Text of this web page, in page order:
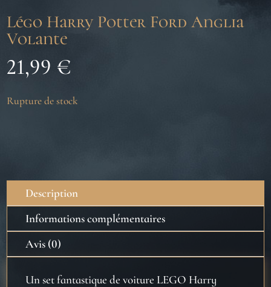
Légo Harry Potter Ford Anglia
Volante
21,99 €
Rupture de stock
Description
Informations complémentaires
Avis (0)
Un set fantastique de voiture LEGO Harry